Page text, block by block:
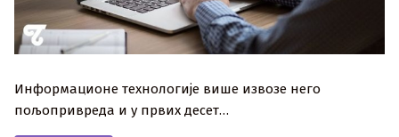
Информационе технологије више извозе него
пољопривреда и у првих десет…